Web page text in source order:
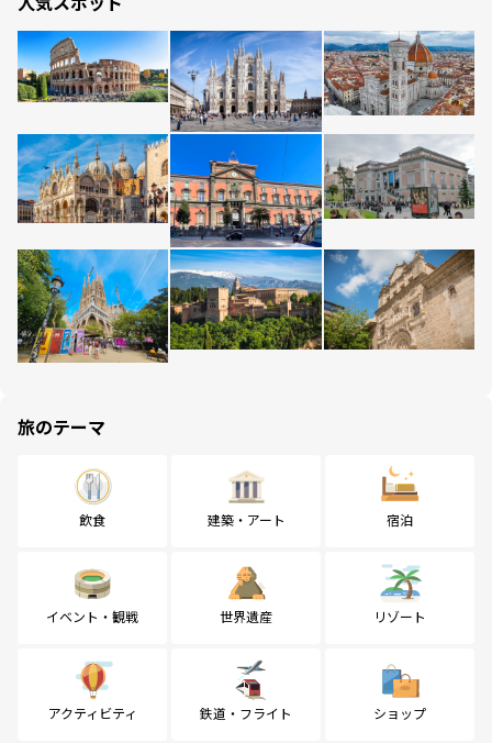
旅のテーマ
飲食 建築・アート 宿泊
イベント・観戦 世界遺産 リゾート
アクティビティ 鉄道・フライト ショップ